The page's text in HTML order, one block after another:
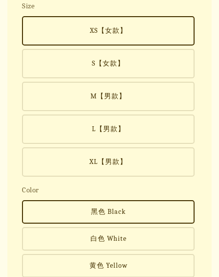
Size
XS【女款】
S【女款】
M【男款】
L【男款】
XL【男款】
Color
黑色 Black
白色 White
黄色 Yellow